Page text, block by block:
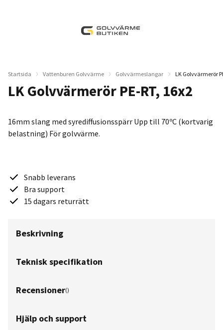
Startsida Vattenburen Golvvärme Golvvärmeslangar LK Golvvärmerör
LK Golvvärmerör PE-RT, 16x2
16mm slang med syrediffusionsspärr Upp till 70ºC (kortvarig
belastning) För golvvärme.
Snabb leverans
Bra support
15 dagars returrätt
Beskrivning
Teknisk specifikation
Recensioner()
Hjälp och support